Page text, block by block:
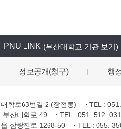
PNU LINK (부산대학교 기관 보기)
정보공개(청구) 행
학로63번길 2 (장전동)
TEL :
부산대학로 49
TEL : 051. 512.
삼랑진로 1268-50 TEL : 055.